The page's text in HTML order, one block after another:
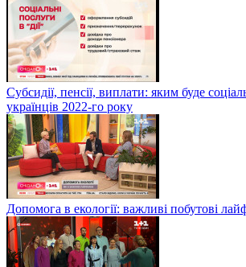
Субсидії, пенсії, виплати: яким буде
українців 2022-го року
Допомога в екології: важливі побутові